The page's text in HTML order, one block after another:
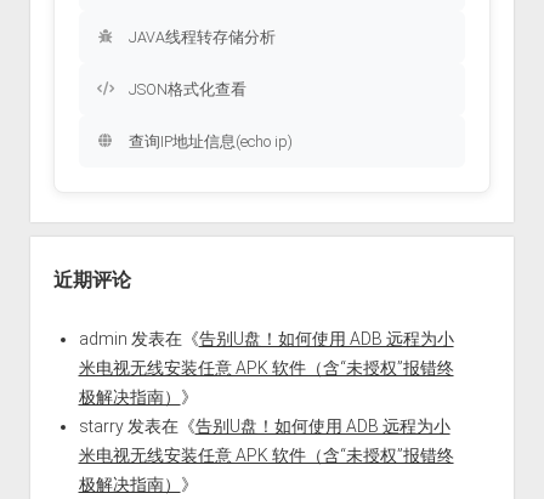
JAVA线程转存储分析
JSON格式化查看
查询IP地址信息(echo ip)
近期评论
admin 发表在《告别U盘！如何使用 ADB 远程为小
米电视无线安装任意 APK 软件（含“未授权”报错终
极解决指南） 》
starry发表在《告别U盘！如何使用 ADB 远程为小
米电视无线安装任意 APK 软件（含“未授权”报错终
极解决指南） 》